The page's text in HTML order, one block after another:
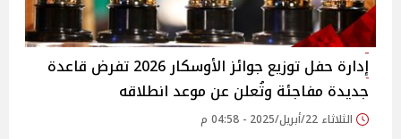
إدارة حفل توزيع جوائز الأوسكار 2026 تفرض قاعدة
جديدة مفاجئة وتُعلن عن موعد انطلاقه
الثلاثاء 22/أبريل/2025 - 04:58 م